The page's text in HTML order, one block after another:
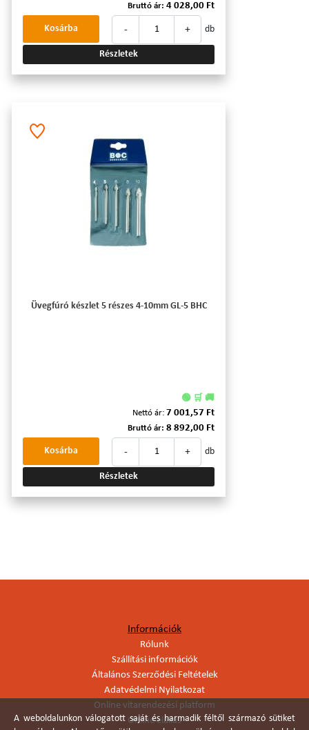
Bruttó ár: 4 028,00 Ft
- + db
Kosárba
Részletek
Üvegfúró készlet 5 részes 4-10mm GL-5 BHC
🟢 🛒 🚚
Nettó ár: 7 001,57 Ft
Bruttó ár: 8 892,00 Ft
- + db
Kosárba
Részletek
Információk
Rólunk
Szállítási információk
Általános Szerződési Feltételek
Adatvédelmi Nyilatkozat
Online vitarendezési platform
Online elállás
A weboldalunkon válogatott saját és harmadik féltől származó sütiket